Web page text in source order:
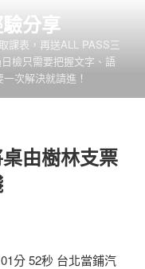
分享
課表，再送ALL PASS三
檢只需要把握文字、語
次解決就請進！
由樹林支票
分 52秒 台北當鋪汽